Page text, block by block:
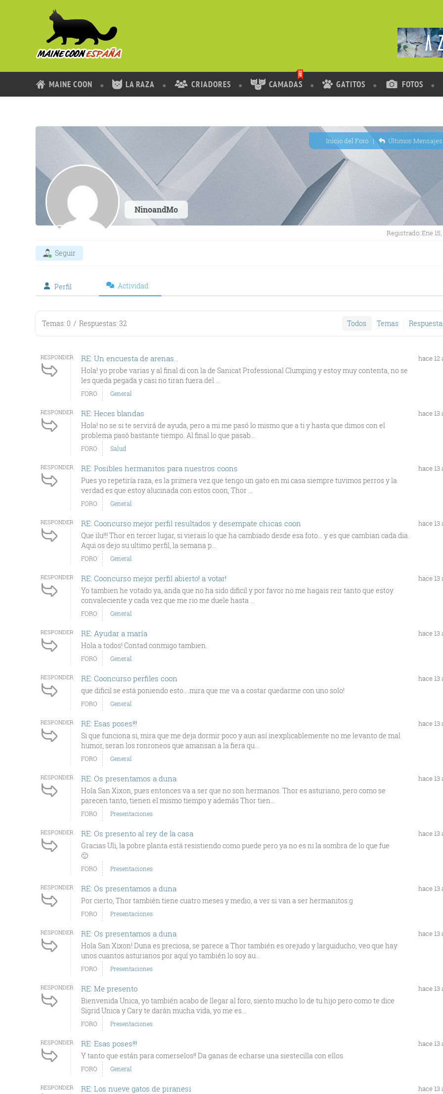
MAINE COON LA RAZA CRIADORES CAMADAS GATITOS FOTOS
NinoandMo
Inicio del Foro| Últimos Mensajes
Registrado: Ene 15,
Seguir
Perfil Actividad
Temas: 0 / Respuestas: 32 Todos Temas
RESPONDER RE: Un encuesta de arenas...
Hola! yo probe varias y al final di con la de Sanicat Professional Clumping y estoy muy contenta, no se
les queda pegada y casi no tiran fuera del ...
hace 12
FORO General
RESPONDER RE: Heces blandas
Hola! no se si te servirá de ayuda, pero a mi me pasó lo mismo que a ti y hasta que dimos con el
problema pasó bastante tiempo. Al final lo que pasab...
hace 13
FORO Salud
RESPONDER RE: Posibles hermanitos para nuestros coons
Pues yo repetiría raza, es la primera vez que tengo un gato en mi casa siempre tuvimos perros y la
verdad es que estoy alucinada con estos coon, Thor ...
hace 13
FORO General
RESPONDER RE: Cooncurso mejor perfil resultados y desempate chicas coon
Que ilu!!! Thor en tercer lugar, si vierais lo que ha cambiado desde esa foto... y es que cambian cada dia.
Aqui os dejo su ultimo perfil, la semana p...
hace 13
FORO General
RESPONDER RE: Cooncurso mejor perfil abierto! a votar!
Yo tambien he votado ya, anda que no ha sido dificil y por favor no me hagais reir tanto que estoy
convaleciente y cada vez que me rio me duele hasta ...
hace 13
FORO General
RESPONDER RE: Ayudar a maría
Hola a todos! Contad conmigo tambien.
hace 13
FORO General
RESPONDER RE: Cooncurso perfiles coon
que dificil se está poniendo esto....mira que me va a costar quedarme con uno solo!
hace 13
FORO General
RESPONDER RE: Esas poses!!!
Si que funciona si, mira que me deja dormir poco y aun así inexplicablemente no me levanto de mal
humor, seran los ronroneos que amansan a la fiera qu...
hace 13
FORO General
RESPONDER RE: Os presentamos a duna
Hola San Xixon, pues entonces va a ser que no son hermanos. Thor es asturiano, pero como se
parecen tanto, tienen el mismo tiempo y además Thor tien...
hace 13
FORO Presentaciones
RESPONDER RE: Os presento al rey de la casa
Gracias Uli, la pobre planta está resistiendo como puede pero ya no es ni la sombra de lo que fue
🙂
hace 13
FORO Presentaciones
RESPONDER RE: Os presentamos a duna
Por cierto, Thor también tiene cuatro meses y medio, a ver si van a ser hermanitos:g
hace 13
FORO Presentaciones
RESPONDER RE: Os presentamos a duna
Hola San Xixon! Duna es preciosa, se parece a Thor también es orejudo y larguiducho, veo que hay
unos cuantos asturianos por aquí yo también lo soy au...
hace 13
FORO Presentaciones
RESPONDER RE: Me presento
Bienvenida Unica, yo también acabo de llegar al foro, siento mucho lo de tu hijo pero como te dice
Sigrid Unica y Cary te darán mucha vida, yo me es...
hace 13
FORO Presentaciones
RESPONDER RE: Esas poses!!!
Y tanto que están para comerselos!! Da ganas de echarse una siestecilla con ellos.
hace 13
FORO General
RESPONDER RE: Los nueve gatos de piranesi hace 13